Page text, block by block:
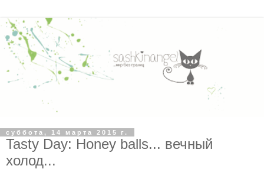
суббота, 14 марта 2015 г.
Tasty Day: Honey balls... вечный
холод...